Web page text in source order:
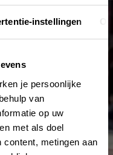
instellingen
je persoonlijke
van
op uw
met als doel
metingen aan
hoogte zijn
adressen
Meld
wekelijkse